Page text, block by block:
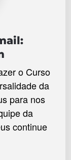
o Curso
da
para nos
da
continue